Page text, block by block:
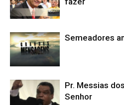
Semeadores
Pr. Messias
Senhor